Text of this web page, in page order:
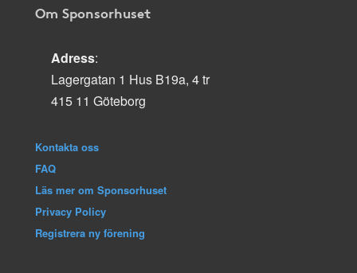
Om Sponsorhuset
Adress:
Lagergatan 1 Hus B19a, 4 tr
415 11 Göteborg
Kontakta oss
FAQ
Läs mer om Sponsorhuset
Privacy Policy
Registrera ny förening